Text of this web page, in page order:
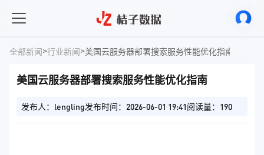
全部新闻>行业新闻>美国云服务器部署搜索服务性能优化指南
美国云服务器部署搜索服务性能优化指南
发布人：lengling发布时间：2026-06-01 19:41阅读量：190